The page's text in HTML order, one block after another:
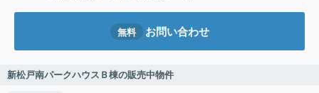
無料 お問い合わせ
新松戸南パークハウスＢ棟の販売中物件